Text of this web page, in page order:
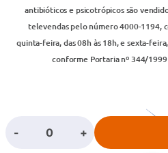
- +
antibióticos e psicotrópicos são
televendas pelo número 4000-1194,
quinta-feira, das 08h às 18h, e sexta-
conforme Portaria nº 344/